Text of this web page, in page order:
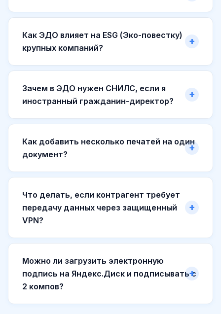
Как ЭДО влияет на ESG (Эко-повестку)
крупных компаний?
Зачем в ЭДО нужен СНИЛС, если я
иностранный гражданин-директор?
Как добавить несколько печатей на один
документ?
Что делать, если контрагент требует
передачу данных через защищенный
VPN?
Можно ли загрузить электронную
подпись на Яндекс.Диск и подписывать с
2 компов?